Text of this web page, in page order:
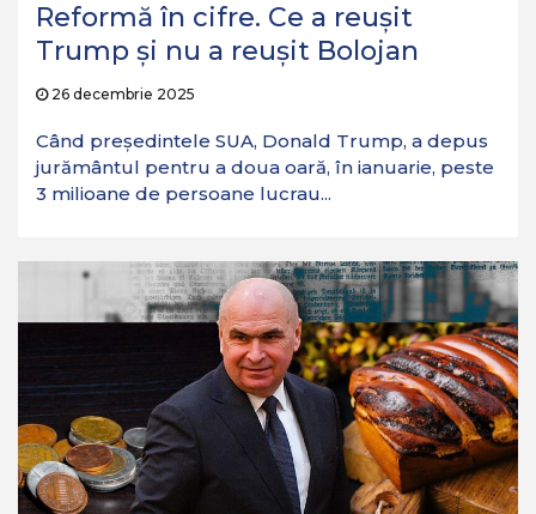
Reformă în cifre. Ce a reușit
Trump și nu a reușit Bolojan
26 decembrie 2025
Când președintele SUA, Donald Trump, a depus
jurământul pentru a doua oară, în ianuarie, peste
3 milioane de persoane lucrau...